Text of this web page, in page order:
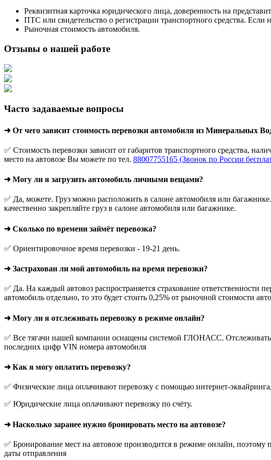
Реквизитная карточка юридического лица, доверенность на
ПТС или свидетельство о регистрации транспортного средства.
Рыночная стоимость автомобиля.
Отзывы о нашей работе
Часто задаваемые вопросы
➜ От чего зависит стоимость перевозки автомобиля из Минеральных
✅ Стоимость перевозки зависит от габаритов транспортного средства,
место на автовозе Вы можете по тел. 88007755165 (Звонок по России
➜ Могу ли я загрузить автомобиль личными вещами?
✅ Да, можете. Груз можно расположить в салоне автомобиля или
качественно закрепляйте груз в салоне автомобиля или багажнике.
➜ Сколько по времени займёт перевозка?
✅ Ориентировочное время перевозки - 19-21 день.
➜ Застрахован ли мой автомобиль на время перевозки?
✅ Да. На каждый автовоз распространяется страхование ответственности
автомобиль отдельно, то это будет стоить 0,25% от рыночной стоимости
➜ Могу ли я отслеживать перевозку в режиме онлайн?
✅ Все тягачи нашей компании оснащены системой ГЛОНАСС. Отслеживать
последних цифр VIN номера автомобиля
➜ Как я могу оплатить перевозку?
✅ Физические лица оплачивают перевозку с помощью интернет-
✅ Юридические лица оплачивают перевозку по счёту.
➜ Насколько заранее нужно бронировать место на автовозе?
✅ Бронирование мест на автовозе производится в режиме онлайн,
даты отправления